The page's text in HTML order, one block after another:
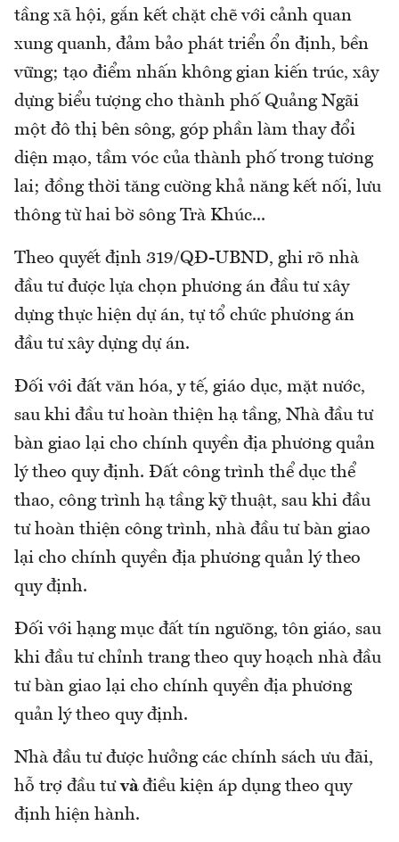
tầng xã hội, gắn kết chặt chẽ với cảnh quan
xung quanh, đảm bảo phát triển ổn định, bền
vững; tạo điểm nhấn không gian kiến trúc, xây
dựng biểu tượng cho thành phố Quảng Ngãi
một đô thị bên sông, góp phần làm thay đổi
diện mạo, tầm vóc của thành phố trong tương
lai; đồng thời tăng cường khả năng kết nối, lưu
thông từ hai bờ sông Trà Khúc...
Theo quyết định 319/QĐ-UBND, ghi rõ nhà
đầu tư được lựa chọn phương án đầu tư xây
dựng thực hiện dự án, tự tổ chức phương án
đầu tư xây dựng dự án.
Đối với đất văn hóa, y tế, giáo dục, mặt nước,
sau khi đầu tư hoàn thiện hạ tầng, Nhà đầu tư
bàn giao lại cho chính quyền địa phương quản
lý theo quy định. Đất công trình thể dục thể
thao, công trình hạ tầng kỹ thuật, sau khi đầu
tư hoàn thiện công trình, nhà đầu tư bàn giao
lại cho chính quyền địa phương quản lý theo
quy định.
Đối với hạng mục đất tín ngưõng, tôn giáo, sau
khi đầu tư chỉnh trang theo quy hoạch nhà đầu
tư bàn giao lại cho chính quyền địa phương
quản lý theo quy định.
Nhà đầu tư được hưởng các chính sách ưu đãi,
hỗ trợ đầu tưvà điều kiện áp dụng theo quy
định hiện hành.